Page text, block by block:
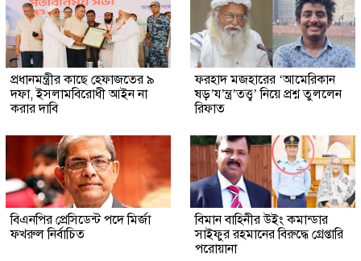
প্রধানমন্ত্রীর কাছে হেফাজতের ৯
দফা, ইসলামবিরোধী আইন না
করার দাবি
ফরহাদ মজহারের ‘আমেরিকান
ষড়’য’ন্ত্র’তত্ত্ব’ নিয়ে প্রশ্ন তুললেন
রিফাত
বিএনপির প্রেসিডেন্ট পদে মির্জা
ফখরুল নির্বাচিত
বিমান বাহিনীর উইং কমান্ডার
সাইফুর রহমানের বিরুদ্ধে গ্রেপ্তারি
পরোয়ানা